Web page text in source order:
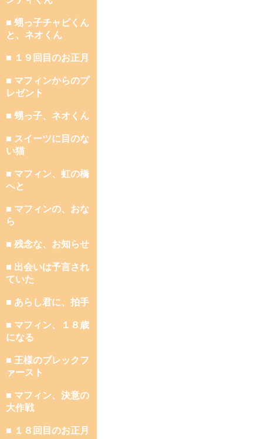
■ 甥っ子チャビくん
と、ネオくん
■ １９回目のお正月
■ マフィンからのプ
レゼント
■ 甥っ子、ネオくん
■ スイーツに目のな
い猫
■ マフィン、虹の橋
へと
■ マフィンの、おな
ら
■ 残念な、お知らせ
■ 出会いは予言され
ていた
■ あらし君に、拍手
■ マフィン、１８歳
になる
■ 王様のブレックフ
ァースト
■ マフィン、決意の
大作戦
■ １８回目のお正月